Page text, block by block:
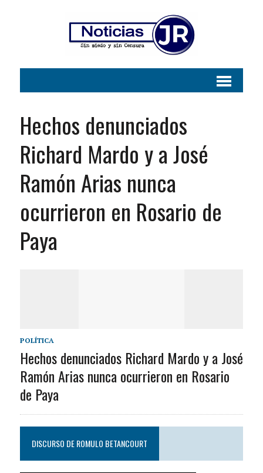
Hechos denunciados
Richard Mardo y a José
Ramón Arias nunca
ocurrieron en Rosario de
Paya
POLÍTICA
Hechos denunciados Richard Mardo y a José
Ramón Arias nunca ocurrieron en Rosario
de Paya
DISCURSO DE ROMULO BETANCOURT